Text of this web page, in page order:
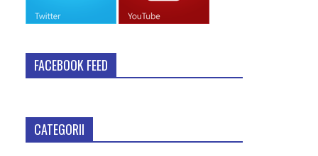
FACEBOOK FEED
CATEGORII